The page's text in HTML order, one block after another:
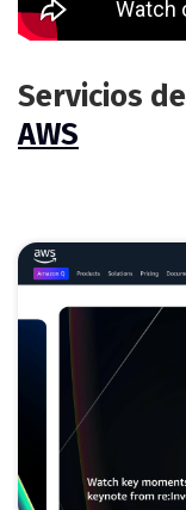
Servicios
AWS